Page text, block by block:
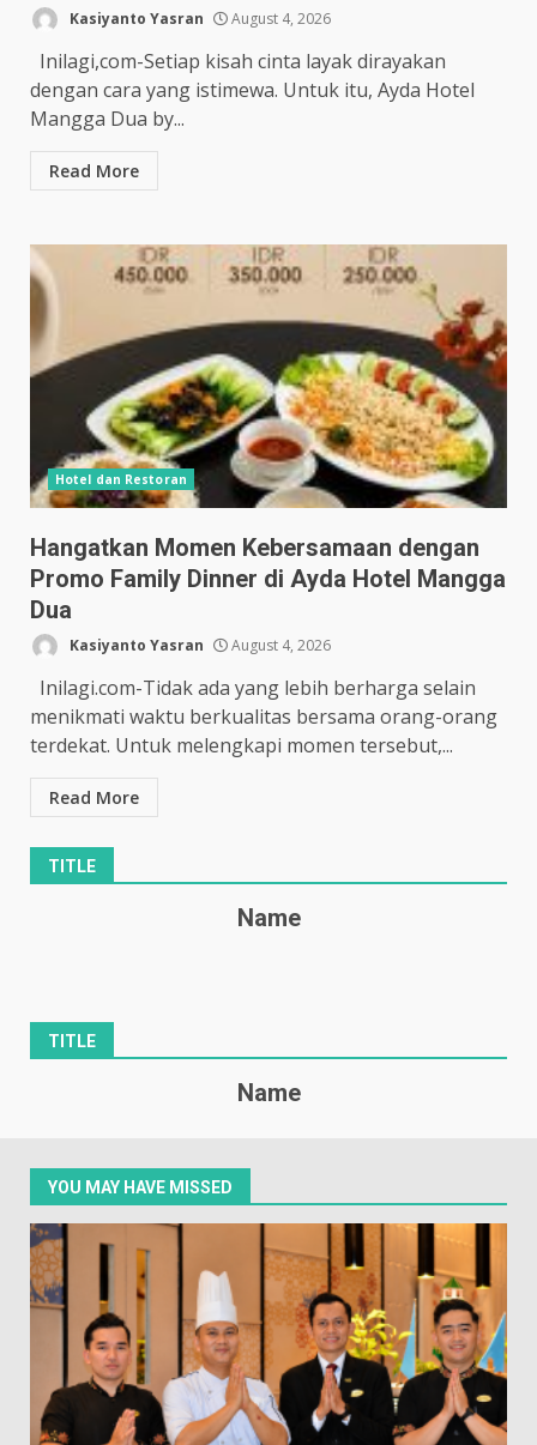
Kasiyanto Yasran August 4, 2026
Inilagi,com-Setiap kisah cinta layak dirayakan
dengan cara yang istimewa. Untuk itu, Ayda Hotel
Mangga Dua by...
Read More
Hotel dan Restoran
Hangatkan Momen Kebersamaan dengan
Promo Family Dinner di Ayda Hotel Mangga
Dua
Kasiyanto Yasran August 4, 2026
Inilagi.com-Tidak ada yang lebih berharga selain
menikmati waktu berkualitas bersama orang-orang
terdekat. Untuk melengkapi momen tersebut,...
Read More
TITLE
Name
TITLE
Name
YOU MAY HAVE MISSED